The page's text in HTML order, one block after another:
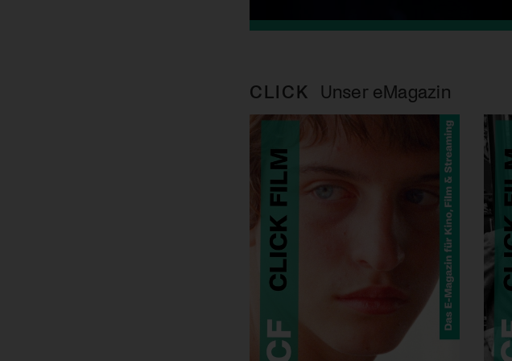
CLICK Unser eMagazin